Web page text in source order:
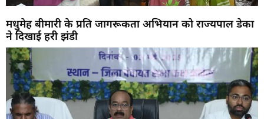
मधुमेह बीमारी के प्रति जागरूकता अभियान को राज्यपाल डेका
ने दिखाई हरी झंडी